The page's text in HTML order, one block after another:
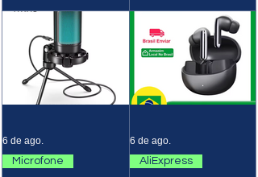
Microfone
6 de ago.
AliExpress
6 de ago.